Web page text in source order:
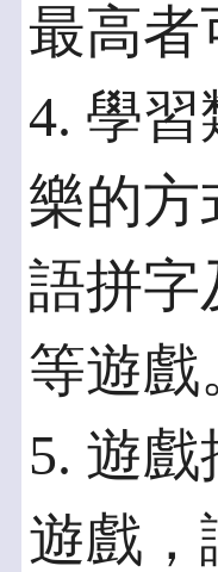
最高者
4. 學
樂的方
語拼字
等遊戲
5. 遊
遊戲，